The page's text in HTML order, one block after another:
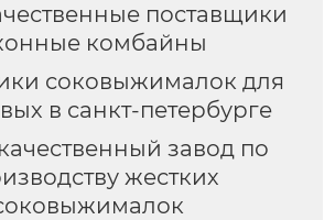
поставщики
комбайны
соковыжималок для
в санкт-петербурге
завод по
жестких